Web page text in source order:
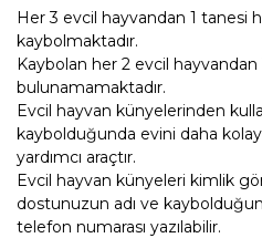
Her 3 evcil hayvandan 1 tanesi
kaybolmaktadır.
Kaybolan her 2 evcil hayvandan
bulunamamaktadır.
Evcil hayvan künyelerinden
kaybolduğunda evini daha
yardımcı araçtır.
Evcil hayvan künyeleri kimlik
dostunuzun adı ve
telefon numarası yazılabilir.